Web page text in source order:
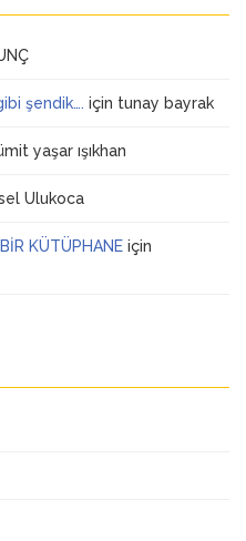
şendik…. için tunay bayrak
yaşar ışıkhan
Ulukoca
KÜTÜPHANE için